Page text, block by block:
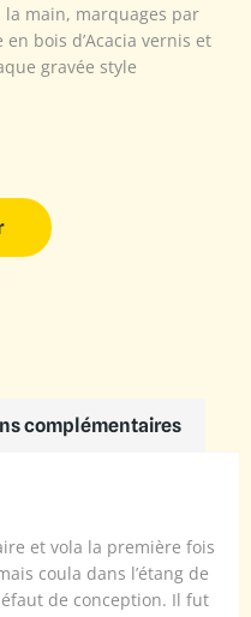
main, marquages par
bois d’Acacia vernis et
gravée style
complémentaires
et vola la première fois
coula dans l’étang de
de conception. Il fut